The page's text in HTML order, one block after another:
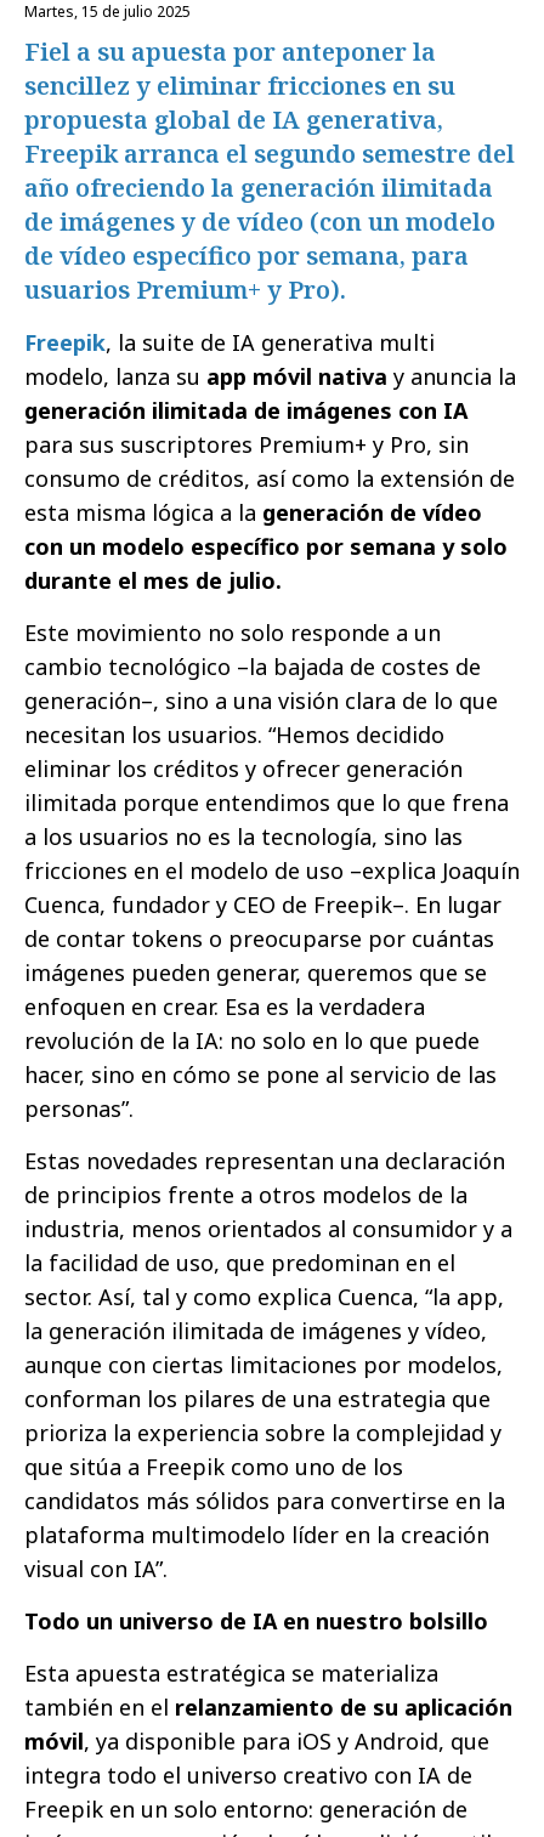
martes, 15 de julio 2025
Fiel a su apuesta por anteponer la
sencillez y eliminar fricciones en su
propuesta global de IA generativa,
Freepik arranca el segundo semestre del
año ofreciendo la generación ilimitada
de imágenes y de vídeo (con un modelo
de vídeo específico por semana, para
usuarios Premium+ y Pro).
Freepik, la suite de IA generativa multi
modelo, lanza su app móvil nativa y anuncia la
generación ilimitada de imágenes con IA
para sus suscriptores Premium+ y Pro, sin
consumo de créditos, así como la extensión de
esta misma lógica a la generación de vídeo
con un modelo específico por semana y solo
durante el mes de julio.
Este movimiento no solo responde a un
cambio tecnológico –la bajada de costes de
generación–, sino a una visión clara de lo que
necesitan los usuarios. “Hemos decidido
eliminar los créditos y ofrecer generación
ilimitada porque entendimos que lo que frena
a los usuarios no es la tecnología, sino las
fricciones en el modelo de uso –explica Joaquín
Cuenca, fundador y CEO de Freepik–. En lugar
de contar tokens o preocuparse por cuántas
imágenes pueden generar, queremos que se
enfoquen en crear. Esa es la verdadera
revolución de la IA: no solo en lo que puede
hacer, sino en cómo se pone al servicio de las
personas”.
Estas novedades representan una declaración
de principios frente a otros modelos de la
industria, menos orientados al consumidor y a
la facilidad de uso, que predominan en el
sector. Así, tal y como explica Cuenca, “la app,
la generación ilimitada de imágenes y vídeo,
aunque con ciertas limitaciones por modelos,
conforman los pilares de una estrategia que
prioriza la experiencia sobre la complejidad y
que sitúa a Freepik como uno de los
candidatos más sólidos para convertirse en la
plataforma multimodelo líder en la creación
visual con IA”.
Todo un universo de IA en nuestro bolsillo
Esta apuesta estratégica se materializa
también en el relanzamiento de su aplicación
móvil, ya disponible para iOS y Android, que
integra todo el universo creativo con IA de
Freepik en un solo entorno: generación de